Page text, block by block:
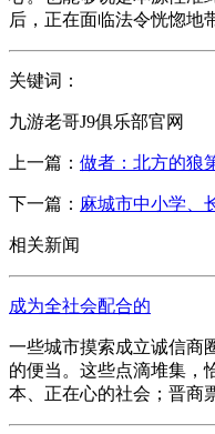
后，正在面临法令恍惚地
关键词：
九游老哥J9俱乐部官网
上一篇： 做者：北方的狼
下一篇： 麻城市中小学、
相关新闻
成为全社会配合的
一些城市摸索成立诚信商
的便当。这些点滴堆集，
本、正在心的社会；晋商